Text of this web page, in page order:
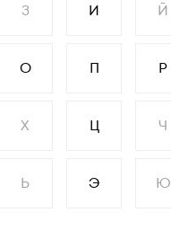
З И Й
О П Р
Х Ц Ч
Ь Э Ю